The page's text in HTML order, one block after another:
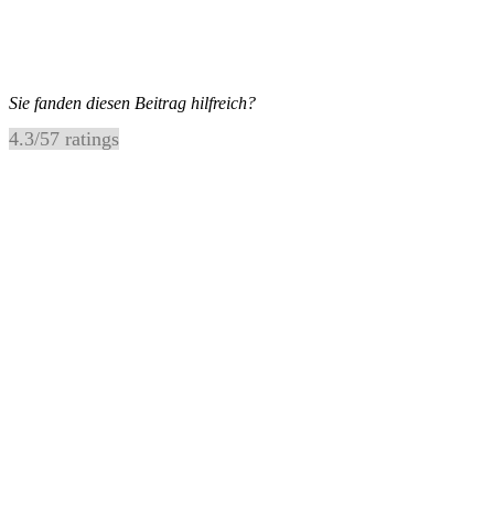
Sie fanden diesen Beitrag hilfreich?
4.3/57 ratings